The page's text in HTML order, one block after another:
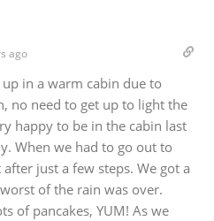
ago
up in a warm cabin due to
no need to get up to light the
happy to be in the cabin last
When we had to go out to
just a few steps. We got a
of the rain was over.
of pancakes, YUM! As we